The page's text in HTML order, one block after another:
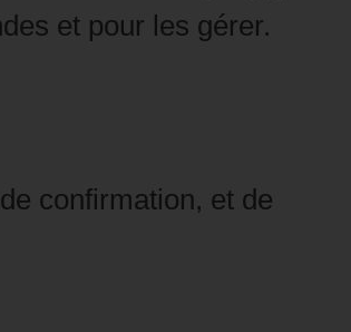
et pour les gérer.
confirmation, et de